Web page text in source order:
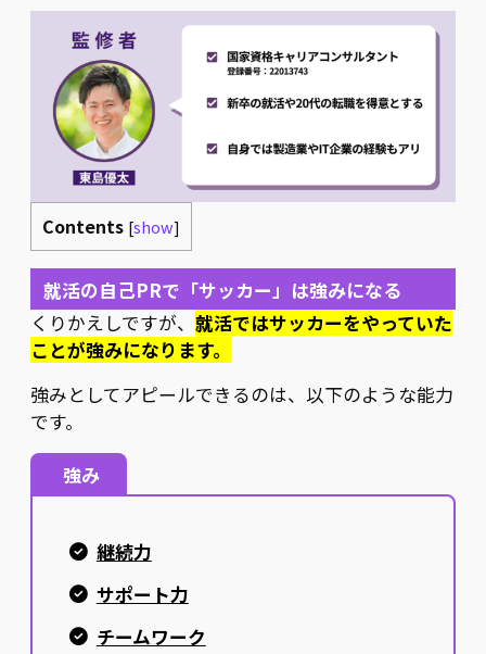
Contents [show]
就活の自己PRで「サッカー」は強みになる
くりかえしですが、 就活ではサッカーをやっていた
ことが強みになります。
強みとしてアピールできるのは、以下のような能力
です。
強み
継続力
サポート力
チームワーク